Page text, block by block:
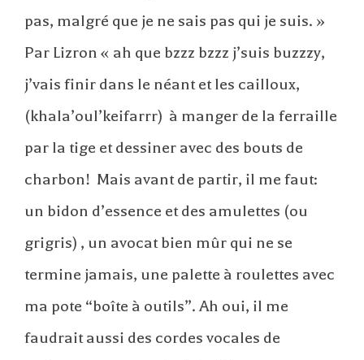
pas, malgré que je ne sais pas qui je suis. »
Par Lizron « ah que bzzz bzzz j’suis buzzzy,
j’vais finir dans le néant et les cailloux,
(khala’oul’keifarrr) à manger de la ferraille
par la tige et dessiner avec des bouts de
charbon! Mais avant de partir, il me faut:
un bidon d’essence et des amulettes (ou
grigris) , un avocat bien mûr qui ne se
termine jamais, une palette à roulettes avec
ma pote “boîte à outils”. Ah oui, il me
faudrait aussi des cordes vocales de